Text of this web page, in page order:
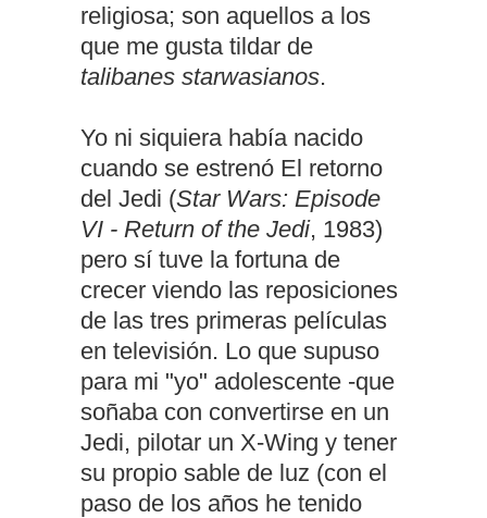
religiosa; son aquellos a los
que me gusta tildar de
talibanes starwasianos.
Yo ni siquiera había nacido
cuando se estrenó El retorno
del Jedi (Star Wars: Episode
VI - Return of the Jedi, 1983)
pero sí tuve la fortuna de
crecer viendo las reposiciones
de las tres primeras películas
en televisión. Lo que supuso
para mi "yo" adolescente -que
soñaba con convertirse en un
Jedi, pilotar un X-Wing y tener
su propio sable de luz (con el
paso de los años he tenido